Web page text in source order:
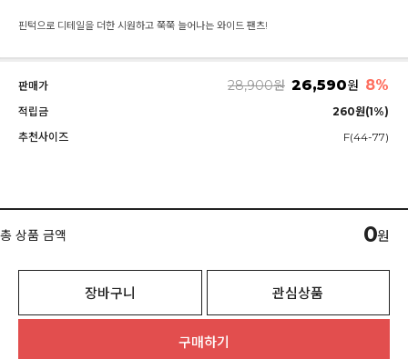
핀턱으로 디테일을 더한 시원하고 쭉쭉 늘어나는 와이드 팬츠!
판매가 28,900원 26,590원 8%
적립금
260원(1%)
추천사이즈
F(44-77)
총 상품 금액 0원
장바구니 관심상품
구매하기